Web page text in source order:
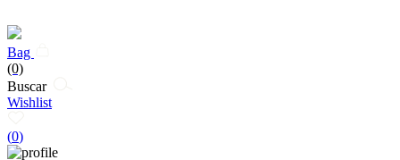
Bag
(0)
Buscar
Wishlist
(0)